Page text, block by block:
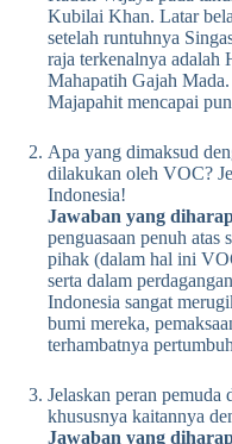
Kubilai Khan. Latar
setelah runtuhnya
raja terkenalnya adalah
Mahapatih Gajah
Majapahit mencapai
Apa yang dimaksud
dilakukan oleh VOC?
Indonesia!
Jawaban yang
penguasaan penuh atas
pihak (dalam hal ini
serta dalam
Indonesia sangat
bumi mereka,
terhambatnya
Jelaskan peran pemuda
khususnya kaitannya
Jawaban yang